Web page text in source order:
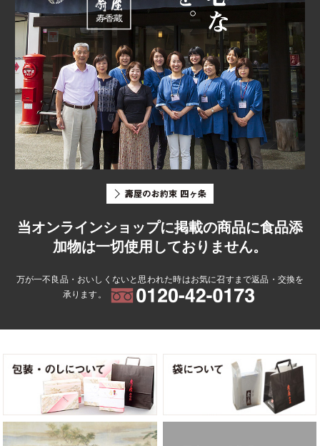
当オンラインショップに掲載の商品に食品添
加物は一切使用しておりません。
万が一不良品・おいしくないと思われた時はお気に召すまで返品・交換を
承ります。